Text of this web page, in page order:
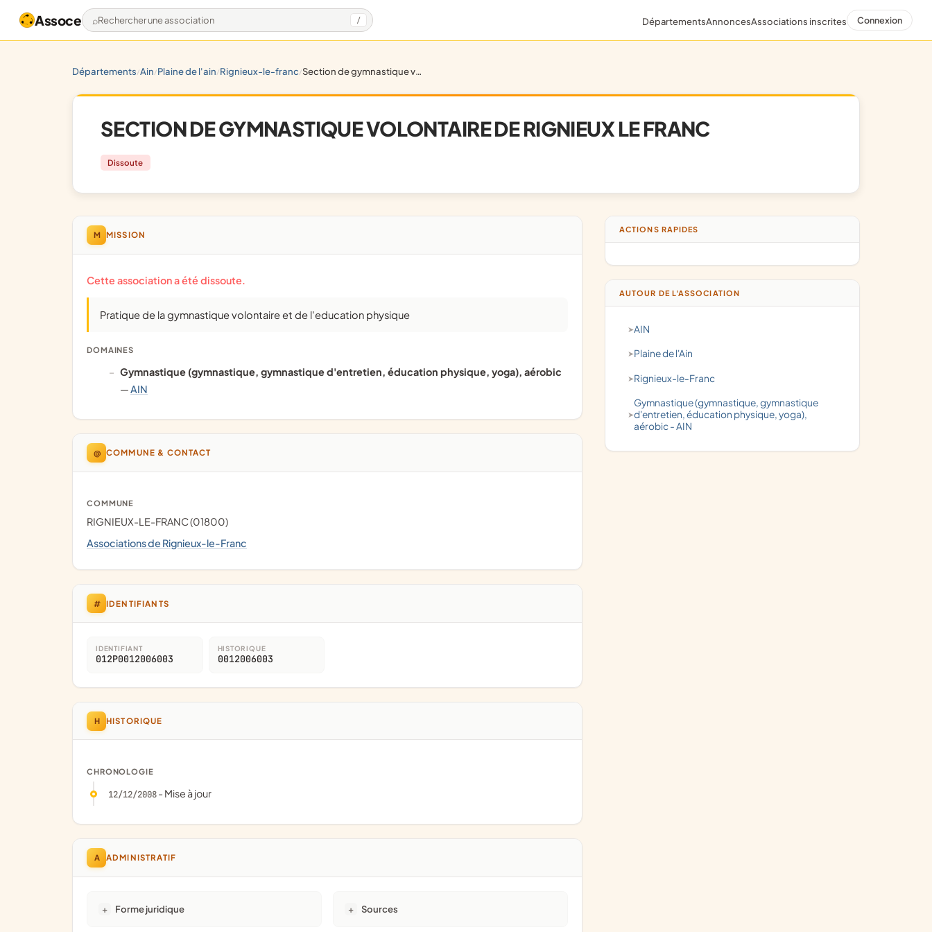
Assoce Rechercher une association / DépartementsAnnoncesAssociations inscrites Connexion
départements/ ain/ plaine de l'ain/ rignieux-le-franc/ section de gymnastique volontaire de rignieux le franc
SECTION DE GYMNASTIQUE VOLONTAIRE DE RIGNIEUX LE FRANC
Dissoute
M MISSION
Cette association a été dissoute.
Pratique de la gymnastique volontaire et de l'education physique
DOMAINES
Gymnastique (gymnastique, gymnastique d'entretien, éducation physique, yoga), aérobic
—AIN
@ COMMUNE & CONTACT
COMMUNE
RIGNIEUX-LE-FRANC (01800)
Associations de Rignieux-le-Franc
# IDENTIFIANTS
IDENTIFIANT
012P0012006003
HISTORIQUE
0012006003
H HISTORIQUE
CHRONOLOGIE
12/12/2008- Mise à jour
A ADMINISTRATIF
Forme juridique Sources
ACTIONS RAPIDES
AUTOUR DE L'ASSOCIATION
AIN
Plaine de l'Ain
Rignieux-le-Franc
Gymnastique (gymnastique, gymnastique
d'entretien, éducation physique, yoga),
aérobic - AIN